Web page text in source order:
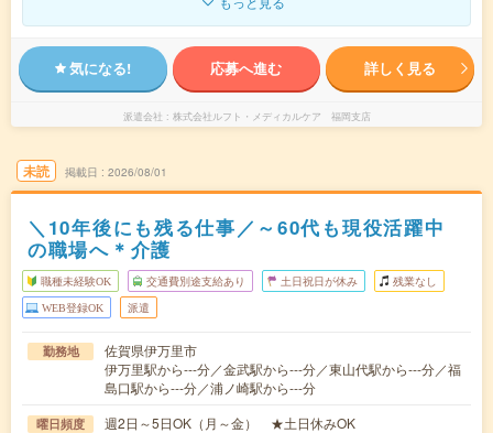
気になる! 応募へ進む 詳しく見る
派遣会社 株式会社ルフト・メディカルケア 福岡支店
未読 掲載日 2026/08/01
＼10年後にも残る仕事／～60代も現役活躍中
の職場へ＊介護
職種未経験OK 交通費別途支給あり 土日祝日が休み 残業なし
WEB登録OK 派遣
勤務地
佐賀県伊万里市
伊万里駅から---分／金武駅から---分／東山代駅から---分／福
島口駅から---分／浦ノ崎駅から---分
曜日頻度 週2日～5日OK（月～金） ★土日休みOK